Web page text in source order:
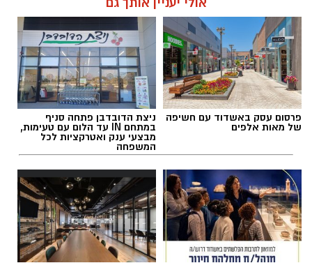
פרסום עסק באשדוד עם חשיפה
של מאות אלפים
ניצת הדובדבן פתחה סניף
במתחם IN עד הלום עם טעימות,
מבצעי ענק ואטרקציות לכל
המשפחה